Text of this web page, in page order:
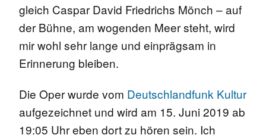
gleich Caspar David Friedrichs Mönch – auf
der Bühne, am wogenden Meer steht, wird
mir wohl sehr lange und einprägsam in
Erinnerung bleiben.
Die Oper wurde vom Deutschlandfunk Kultur
aufgezeichnet und wird am 15. Juni 2019 ab
19:05 Uhr eben dort zu hören sein. Ich